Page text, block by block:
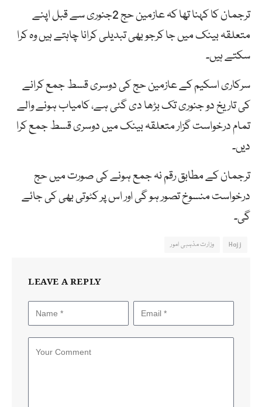
ترجمان کا کہنا تھا کہ عازمین حج 2جنوری سے قبل اپنے
متعلقہ بینک میں جا کرجو بھی تبدیلی کرانا چاہتے ہیں وہ کرا
سکتے ہیں۔
سرکاری اسکیم کے عازمین حج کی دوسری قسط جمع کرانے
کی تاریخ دو جنوری تک بڑھا دی گئی ہے، کامیاب ہونے والے
تمام درخواست گزار متعلقہ بینک میں دوسری قسط جمع کرا
دیں۔
ترجمان کے مطابق رقم نہ جمع ہونے کی صورت میں حج
درخواست منسوخ تصور ہو گی اور اس پر کٹوتی بھی کی جائے
گی۔
Hajj وزارت مذہبی امور
LEAVE A REPLY